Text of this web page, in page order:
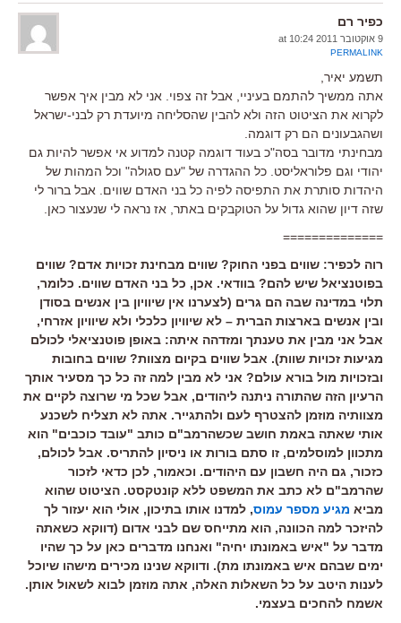
כפיר רם
9 אוקטובר 2011 at 10:24
PERMALINK
תשמע יאיר,
אתה ממשיך להתמם בעיניי, אבל זה צפוי. אני לא מבין איך אפשר
לקרוא את הציטוט הזה ולא להבין שהסליחה מיועדת רק לבני-ישראל
ושהגבעונים הם רק דוגמה.
מבחינתי מדובר בסה"כ בעוד דוגמה קטנה למדוע אי אפשר להיות גם
יהודי וגם פלוראליסט. כל ההגדרה של "עם סגולה" וכל המהות של
היהדות סותרת את התפיסה לפיה כל בני האדם שווים. אבל ברור לי
שזה דיון שהוא גדול על הטוקבקים באתר, אז נראה לי שנעצור כאן.
==============
רוה לכפיר: שווים בפני החוק? שווים מבחינת זכויות אדם? שווים
בפוטנציאל שיש להם? בוודאי. אכן, כל בני האדם שווים. כלומר,
תלוי במדינה שבה הם גרים (לצערנו אין שיוויון בין אנשים בסודן
ובין אנשים בארצות הברית – לא שיוויון כלכלי ולא שיוויון אזרחי,
אבל אני מבין את טענתך ומזדהה איתה: באופן פוטנציאלי לכולם
מגיעות זכויות שוות). אבל שווים בקיום מצוות? שווים בחובות
ובזכויות מול בורא עולם? אני לא מבין למה זה כל כך מסעיר אותך
הרעיון הזה שהתורה ניתנה ליהודים, אבל שכל מי שרוצה לקיים את
מצוותיה מוזמן להצטרף לעם ולהתגייר. אתה לא תצליח לשכנע
אותי שאתה באמת חושב שכשהרמב"ם כותב "עובד כוכבים" הוא
מתכוון למוסלמים, זו סתם בורות או ניסיון להתריס. אבל לכולם,
כזכור, גם היה חשבון עם היהודים. וכאמור, לכן כדאי לזכור
שהרמב"ם לא כתב את המשפט ללא קונטקסט. הציטוט שהוא
מביא מגיע מספר עמוס, למדנו אותו בתיכון, אולי הוא יעזור לך
להיזכר למה הכוונה, הוא מתייחס שם לבני אדום (דווקא כשאתה
מדבר על "איש באמונתו יחיה" ואנחנו מדברים כאן על כך שהיו
ימים שבהם איש באמונתו מת). ודווקא שנינו מכירים מישהו שיוכל
לענות היטב על כל השאלות האלה, אתה מוזמן לבוא לשאול אותן.
אשמח להחכים בעצמי.